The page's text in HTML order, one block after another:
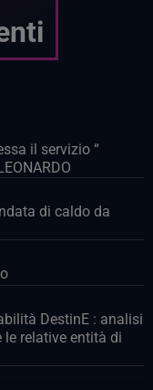
il servizio “
di caldo da
DestinE : analisi
le relative entità di